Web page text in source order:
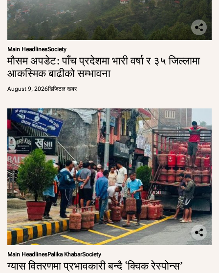
Main HeadlinesSociety
मौसम अपडेट: पाँच प्रदेशमा भारी वर्षा र ३५ जिल्लामा
आकस्मिक बाढीको सम्भावना
August 9, 2026डिजिटल खबर
Main HeadlinesPalika KhabarSociety
ग्यास वितरणमा प्रभावकारी बन्दै ‘क्विक रेस्पोन्स’